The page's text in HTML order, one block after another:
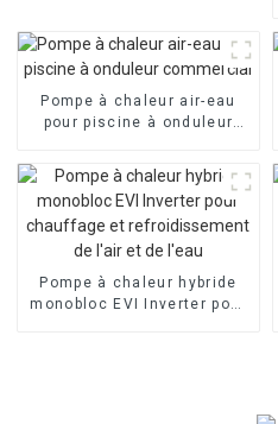
Pompe à chaleur air-eau
pour piscine à onduleur
Pompe à chaleur hybride
monobloc EVI Inverter pour